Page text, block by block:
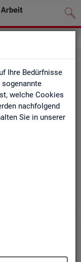
Ihre Bedürfnisse
welche Cookies
nachfolgend
Sie in unserer